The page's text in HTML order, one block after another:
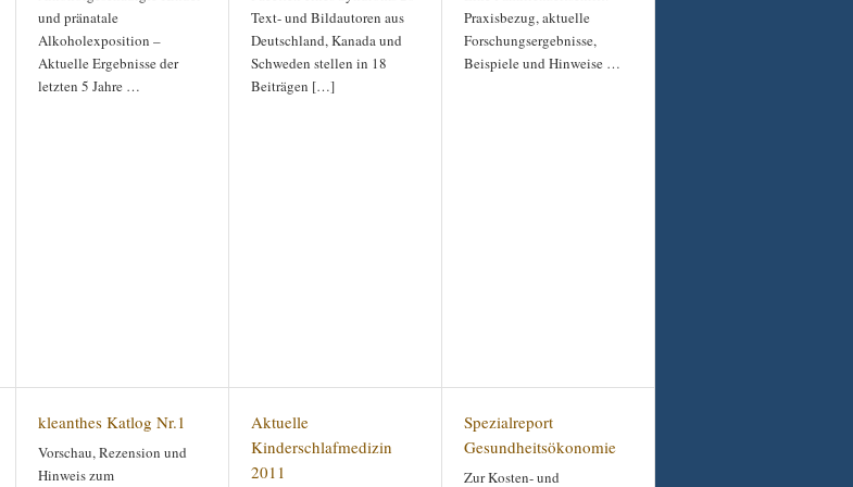
und pränatale
Alkoholexposition –
Aktuelle Ergebnisse der
letzten 5 Jahre …
Text- und Bildautoren aus
Deutschland, Kanada und
Schweden stellen in 18
Beiträgen […]
Praxisbezug, aktuelle
Forschungsergebnisse,
Beispiele und Hinweise …
kleanthes Katlog Nr.1
Vorschau, Rezension und
Hinweis zum
Aktuelle
Kinderschlafmedizin
2011
Spezialreport
Gesundheitsökonomie
Zur Kosten- und